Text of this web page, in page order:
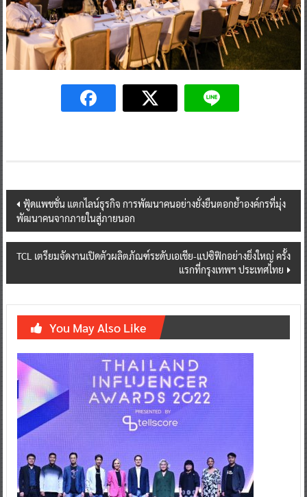
Post
navigation
ฟู้ดแพชชั่น แตกไลน์ธุรกิจ การพัฒนาคนอย่างยั่งยืนตอกย้ำองค์กรที่มุ่ง
พัฒนาคนจากภายในสู่ภายนอก
TCL เตรียมจัดงานเปิดตัวผลิตภัณฑ์ระดับเอเชีย-แปซิฟิกอย่างยิ่งใหญ่ ครั้ง
แรกที่กรุงเทพฯ ประเทศไทย
You May Also Like